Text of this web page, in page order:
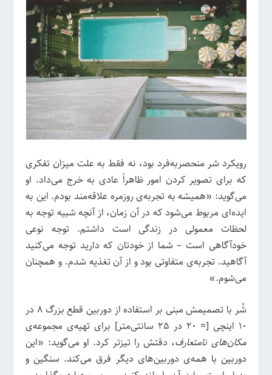
رویکرد شر منحصربه‌فرد بود، نه فقط به علت میزان تفکری
که برای تصویر کردن امور ظاهراً عادی به خرج می‌داد. او
می‌گوید: «همیشه به تجربه‌ی روزمره علاقه‌مند بودم. این به
ایده‌ای مربوط می‌شود که در آن زمان، از آنچه شبیه توجه به
لحظات معمولی در زندگی است داشتم. توجه نوعی
خودآگاهی است – شما از خودتان که دارید توجه می‌کنید
آگاهید. تجربه‌ی متفاوتی بود و از آن تغذیه شدم. و همچنان
می‌شوم.»
شُر با تصمیمش مبنی بر استفاده از دوربین قطع بزرگ 8 در
10 اینچی [≈ 20 در 25 سانتی‌متر] برای تهیه‌ی مجموعه‌ی
مکان‌های نامتعارف، دقتش را تیزتر کرد. او می‌گوید: «این
دوربین با همه‌ی دوربین‌های دیگر فرق می‌کند. سنگین و